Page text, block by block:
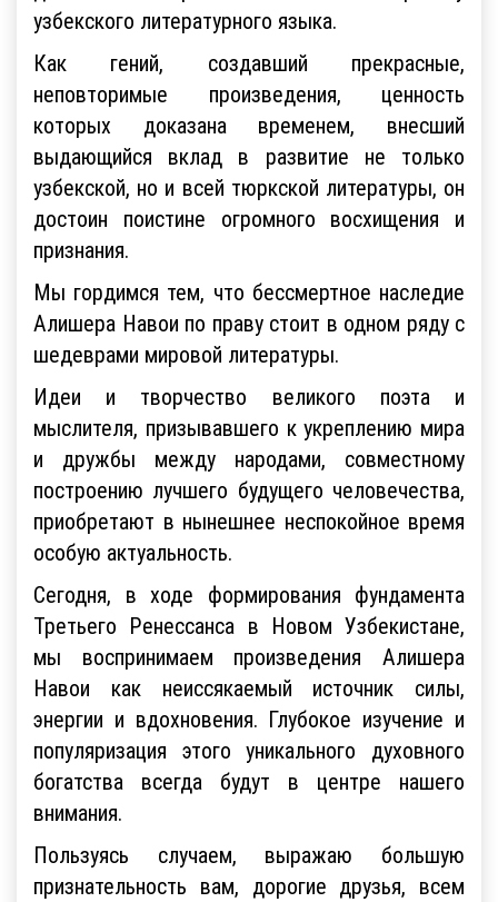
узбекского литературного языка.
Как гений, создавший прекрасные,
неповторимые произведения, ценность
которых доказана временем, внесший
выдающийся вклад в развитие не только
узбекской, но и всей тюркской литературы, он
достоин поистине огромного восхищения и
признания.
Мы гордимся тем, что бессмертное наследие
Алишера Навои по праву стоит в одном ряду с
шедеврами мировой литературы.
Идеи и творчество великого поэта и
мыслителя, призывавшего к укреплению мира
и дружбы между народами, совместному
построению лучшего будущего человечества,
приобретают в нынешнее неспокойное время
особую актуальность.
Сегодня, в ходе формирования фундамента
Третьего Ренессанса в Новом Узбекистане,
мы воспринимаем произведения Алишера
Навои как неиссякаемый источник силы,
энергии и вдохновения. Глубокое изучение и
популяризация этого уникального духовного
богатства всегда будут в центре нашего
внимания.
Пользуясь случаем, выражаю большую
признательность вам, дорогие друзья, всем